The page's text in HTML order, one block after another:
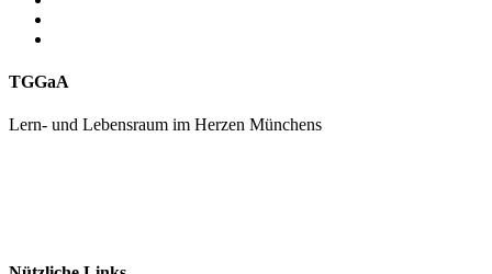
TGGaA
Lern- und Lebensraum im Herzen Münchens